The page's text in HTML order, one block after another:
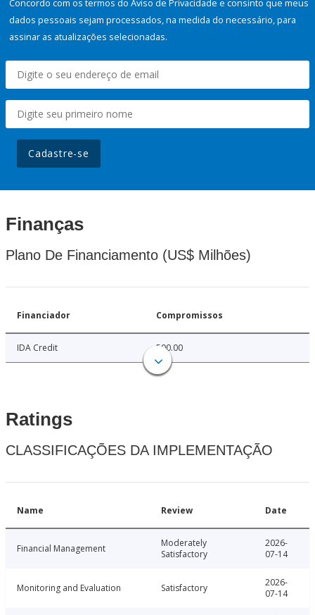
Concordo com os termos do Aviso de Privacidade e consinto que meus
dados pessoais sejam processados, na medida do necessário, para
assinar as atualizações selecionadas.
Cadastre-se
Finanças
Plano De Financiamento (US$ Milhões)
Financiador Compromissos
IDA Credit 500.00
Ratings
CLASSIFICAÇÕES DA IMPLEMENTAÇÃO
Name Review Date
Financial Management
Moderately
Satisfactory
2026-
07-14
Monitoring and Evaluation Satisfactory
2026-
07-14